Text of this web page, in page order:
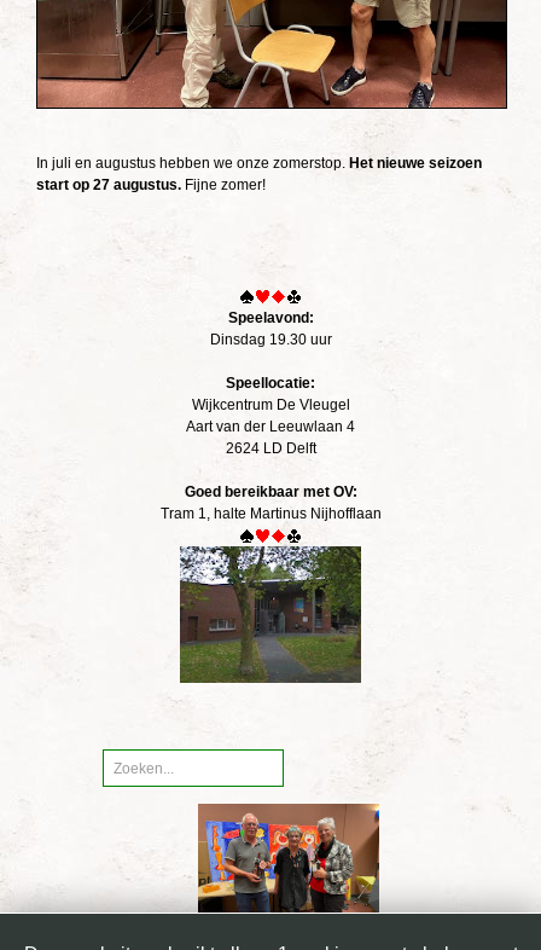
In juli en augustus hebben we onze zomerstop. Het nieuwe seizoen
start op 27 augustus. Fijne zomer!
Speelavond:
Dinsdag 19.30 uur
Speellocatie:
Wijkcentrum De Vleugel
Aart van der Leeuwlaan 4
2624 LD Delft
Goed bereikbaar met OV:
Tram 1, halte Martinus Nijhofflaan